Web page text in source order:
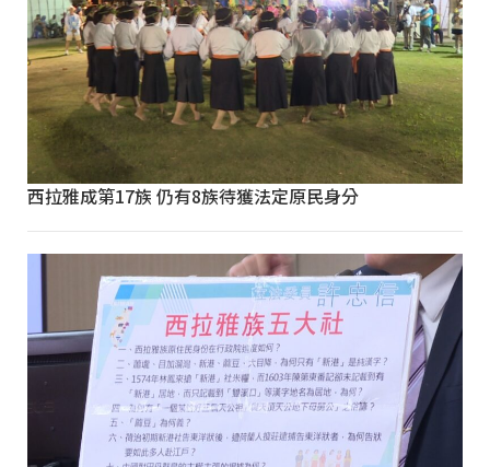
西拉雅成第17族 仍有8族待獲法定原民身分